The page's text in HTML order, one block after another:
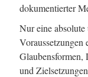
dokumentierter
Nur eine
Voraussetzungen
und